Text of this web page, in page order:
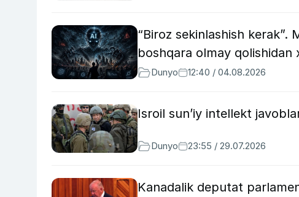
“Biroz sekinlashish kerak”.
boshqara olmay qolishidan
Dunyo 12:40 / 04.08.2026
Isroil sun’iy intellekt
Dunyo 23:55 / 29.07.2026
Kanadalik deputat